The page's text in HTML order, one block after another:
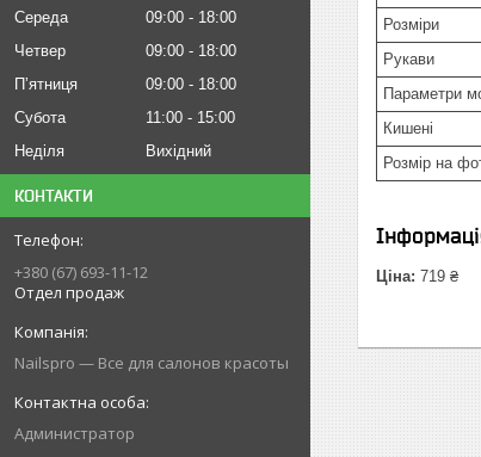
Середа
09:00
18:00
Четвер
09:00
18:00
Пʼятниця
09:00
18:00
Субота
11:00
15:00
Неділя
Вихідний
КОНТАКТИ
+380 (67) 693-11-12
Отдел продаж
Nailspro — Все для салонов красоты
Администратор
Розміри
Рукави
Параметри
Кишені
Розмір на
Ціна: 719 ₴